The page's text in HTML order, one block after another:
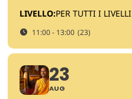
LIVELLO:PER TUTTI I LIVELLI
11:00 - 13:00 (23)
23
AUG